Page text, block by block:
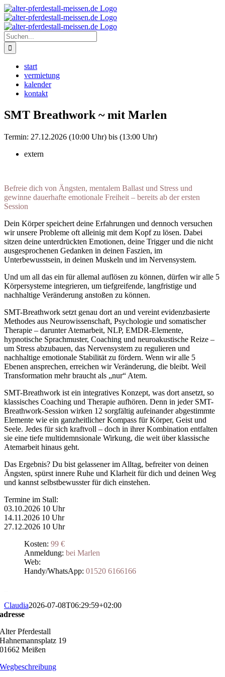
Zum
Inhalt
springen
Instagram
Suche
nach:
start
vermietung
kalender
kontakt
SMT Breathwork ~ mit Marlen
Termin: 27.12.2026 (10:00 Uhr) bis (13:00 Uhr)
extern
Befreie dich von Ängsten, mentalem Ballast und Stress und
gewinne dauerhafte emotionale Freiheit – bereits ab der ersten
Session
Dein Körper speichert deine Erfahrungen und dennoch versuchen
wir unsere Probleme oft alleinig mit dem Kopf zu lösen. Dabei
sitzen deine unterdrückten Emotionen, deine Trigger und die nicht
ausgesprochenen Gedanken in deinen Faszien, im
Unterbewusstsein, in deinen Muskeln und im Nervensystem.
Und um all das ein für allemal auflösen zu können, dürfen wir alle 5
Körpersysteme integrieren, um tiefgreifende, langfristige und
nachhaltige Veränderung anstoßen zu können.
SMT-Breathwork setzt genau dort an und vereint evidenzbasierte
Methodes aus Neurowissenschaft, Psychologie und somatischer
Therapie – darunter Atemarbeit, NLP, EMDR-Elemente,
hypnotische Sprachmuster, Coaching und neuroakustische Reize –
um Stress abzubauen, das Nervensystem zu regulieren und
nachhaltige emotionale Stabilität zu fördern. Wenn wir alle 5
Ebenen ansprechen, erreichen wir Veränderung, die bleibt. Weil
Transformation mehr braucht als „nur“ Atem.
SMT-Breathwork ist ein integratives Konzept, was dort ansetzt, so
klassisches Coaching und Therapie aufhören. Denn in jeder SMT-
Breathwork-Session wirken 12 sorgfältig aufeinander abgestimmte
Elemente wie ein ganzheitlicher Kompass für Körper, Geist und
Seele. Jedes für sich kraftvoll – doch in ihrer Kombination entfalten
sie eine tiefe multidemnsionale Wirkung, die weit über klassische
Atemarbeit hinaus geht.
Das Ergebnis? Du bist gelassener im Alltag, befreiter von deinen
Ängsten, spürst innere Ruhe und Klarheit für dich und deinen Weg
und kannst selbstbewusster für dich einstehen.
Termine im Stall:
03.10.2026 10 Uhr
14.11.2026 10 Uhr
27.12.2026 10 Uhr
Kosten: 99 €
Anmeldung: bei Marlen
Web:
Handy/WhatsApp: 01520 6166166
Claudia2026-07-08T06:29:59+02:00
adresse
Alter Pferdestall
Hahnemannsplatz 19
01662 Meißen
Wegbeschreibung